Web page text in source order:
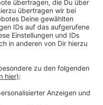
gehen müssen,
allerdings schon.
nach den
mehr gehabt
Prüfungen am 21.
regulär Unterricht. Den
oder Englisch."